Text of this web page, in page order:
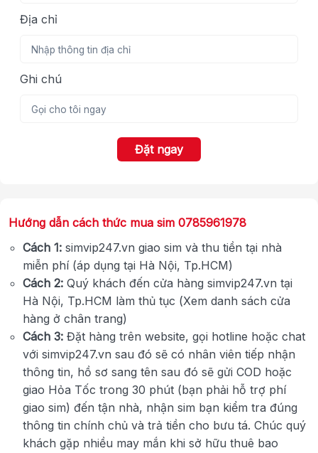
Địa chỉ
Ghi chú
Đặt ngay
Hướng dẫn cách thức mua sim 0785961978
Cách 1: simvip247.vn giao sim và thu tiền tại nhà
miễn phí (áp dụng tại Hà Nội, Tp.HCM)
Cách 2: Quý khách đến cửa hàng simvip247.vn tại
Hà Nội, Tp.HCM làm thủ tục (Xem danh sách cửa
hàng ở chân trang)
Cách 3: Đặt hàng trên website, gọi hotline hoặc chat
với simvip247.vn sau đó sẽ có nhân viên tiếp nhận
thông tin, hồ sơ sang tên sau đó sẽ gửi COD hoặc
giao Hỏa Tốc trong 30 phút (bạn phải hỗ trợ phí
giao sim) đến tận nhà, nhận sim bạn kiểm tra đúng
thông tin chính chủ và trả tiền cho bưu tá. Chúc quý
khách gặp nhiều may mắn khi sở hữu thuê bao